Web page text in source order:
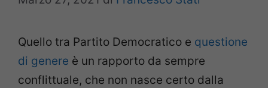
Quello tra Partito Democratico e questione
di genere è un rapporto da sempre
conflittuale, che non nasce certo dalla